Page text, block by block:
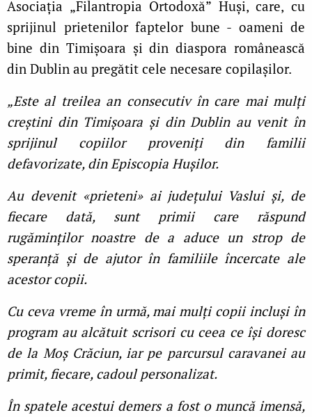
Asociația „Filantropia Ortodoxă” Huși, care, cu
sprijinul prietenilor faptelor bune - oameni de
bine din Timișoara și din diaspora românească
din Dublin au pregătit cele necesare copilașilor.
„Este al treilea an consecutiv în care mai mulți
creștini din Timișoara și din Dublin au venit în
sprijinul copiilor proveniți din familii
defavorizate, din Episcopia Hușilor.
Au devenit «prieteni» ai județului Vaslui și, de
fiecare dată, sunt primii care răspund
rugăminților noastre de a aduce un strop de
speranță și de ajutor în familiile încercate ale
acestor copii.
Cu ceva vreme în urmă, mai mulți copii incluși în
program au alcătuit scrisori cu ceea ce își doresc
de la Moș Crăciun, iar pe parcursul caravanei au
primit, fiecare, cadoul personalizat.
În spatele acestui demers a fost o muncă imensă,